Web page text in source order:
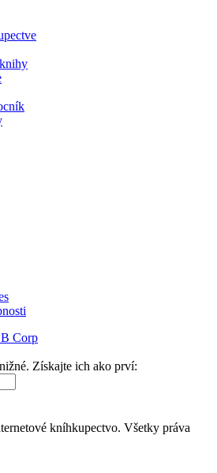
Corp
Získajte ich ako prví:
kníhkupectvo. Všetky práva